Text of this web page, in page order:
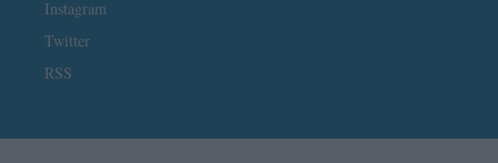
Instagram
Twitter
RSS